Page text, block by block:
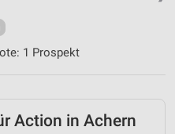
1 Prospekt
Action in Achern